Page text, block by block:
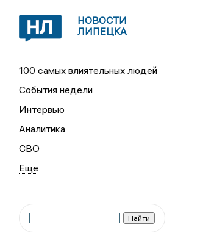
НОВОСТИ
ЛИПЕЦКА
100 самых влиятельных людей
События недели
Интервью
Аналитика
СВО